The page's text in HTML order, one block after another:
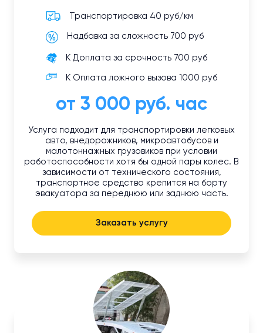
Транспортировка 40 руб/км
Надбавка за сложность 700 руб
К Доплата за срочность 700 руб
К Оплата ложного вызова 1000 руб
от 3 000 руб. час
Услуга подходит для транспортировки легковых
авто, внедорожников, микроавтобусов и
малотоннажных грузовиков при условии
работоспособности хотя бы одной пары колес. В
зависимости от технического состояния,
транспортное средство крепится на борту
эвакуатора за переднюю или заднюю часть.
Заказать услугу